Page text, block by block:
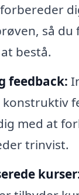
så du
bestå.
feedback:
med at
trinvist.